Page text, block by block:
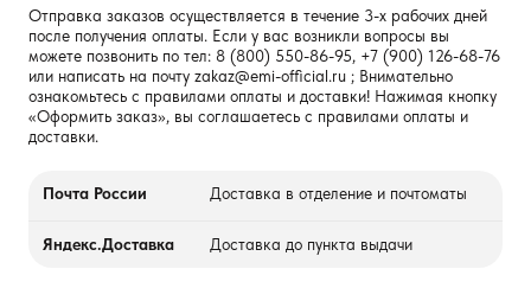
Отправка заказов осуществляется в течение 3-х рабочих дней
после получения оплаты. Если у вас возникли вопросы вы
можете позвонить по тел: 8 (800) 550-86-95, +7 (900) 126-68-76
или написать на почту zakaz@emi-official.ru ; Внимательно
ознакомьтесь с правилами оплаты и доставки! Нажимая кнопку
«Оформить заказ», вы соглашаетесь с правилами оплаты и
доставки.
Почта России Доставка в отделение и почтоматы
Яндекс.Доставка Доставка до пункта выдачи